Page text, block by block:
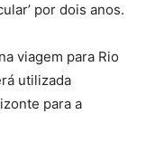
por dois anos.
viagem para Rio
utilizada
para a